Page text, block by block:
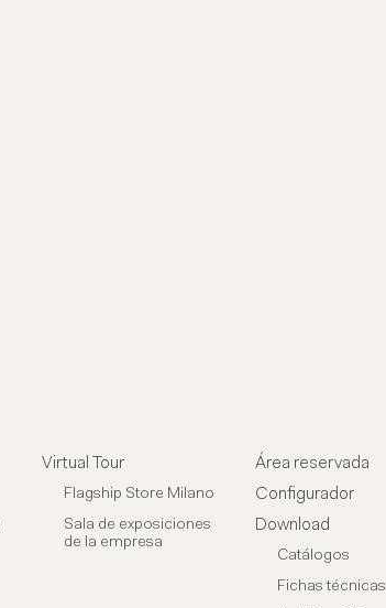
Virtual Tour
Flagship Store Milano
Sala de exposiciones
de la empresa
Área reservada
Configurador
Download
Catálogos
Fichas técnicas